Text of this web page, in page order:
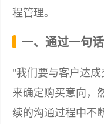
程管理。
一、通过一句
"我们要与客户达
来确定购买意向，
续的沟通过程中不